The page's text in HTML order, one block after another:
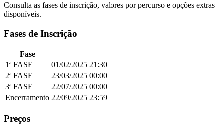
Consulta as fases de inscrição, valores por percurso e opções extras
disponíveis.
Fases de Inscrição
Fase
1ª FASE
01/02/2025 21:30
2ª FASE
23/03/2025 00:00
3ª FASE
22/07/2025 00:00
Encerramento 22/09/2025 23:59
Preços